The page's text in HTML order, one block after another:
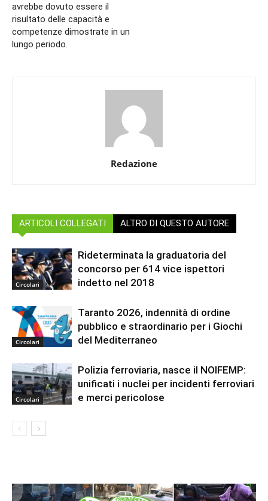
avrebbe dovuto essere il
risultato delle capacità e
competenze dimostrate in un
lungo periodo.
Redazione
ARTICOLI COLLEGATI ALTRO DI QUESTO AUTORE
Circolari
Rideterminata la graduatoria del
concorso per 614 vice ispettori
indetto nel 2018
Circolari
Taranto 2026, indennità di ordine
pubblico e straordinario per i Giochi
del Mediterraneo
Circolari
Polizia ferroviaria, nasce il NOIFEMP:
unificati i nuclei per incidenti ferroviari
e merci pericolose